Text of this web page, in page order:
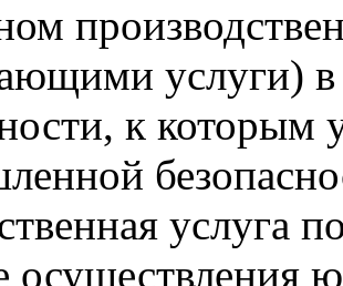
услуги)
к которым
услуга
осуществления